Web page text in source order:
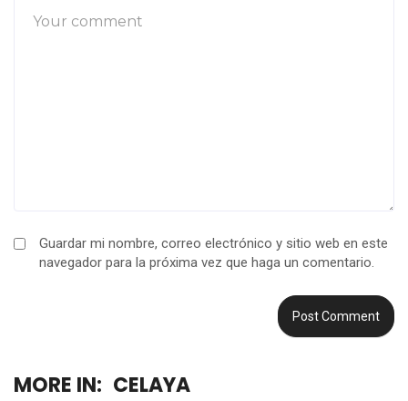
Guardar mi nombre, correo electrónico y sitio web en este
navegador para la próxima vez que haga un comentario.
MORE IN: CELAYA